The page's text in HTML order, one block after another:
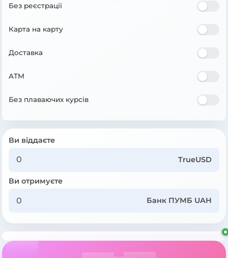
Без реєстрації
Карта на карту
Доставка
ATM
Без плаваючих курсів
Ви віддаєте
TrueUSD
Ви отримуєте
Банк ПУМБ UAH